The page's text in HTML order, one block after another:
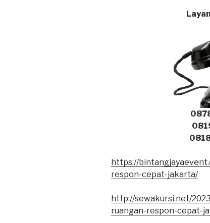
https://
respon-cepat-jakarta/
http://sewakursi.net/
ruangan-respon-cepat-